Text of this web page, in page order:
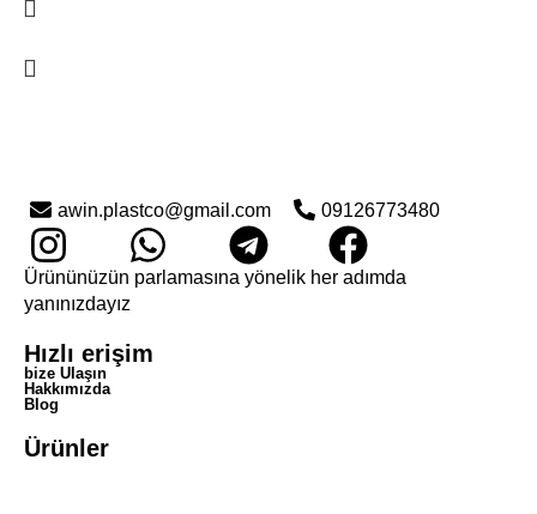
awin.plastco@gmail.com 09126773480
Ürününüzün parlamasına yönelik her adımda
yanınızdayız
Hızlı erişim
bize Ulaşın
Hakkımızda
Blog
Ürünler